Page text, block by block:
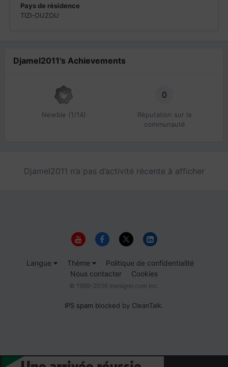
Pays de résidence
TIZI-OUZOU
Djamel2011's Achievements
Newbie (1/14)
0
Réputation sur la
communauté
Djamel2011 n’a pas d’activité récente à afficher
Langue Thème
Politique de confidentialité
Nous contacter
Cookies
© 1999-2026 Immigrer.com Inc.
IPS spam blocked by CleanTalk.